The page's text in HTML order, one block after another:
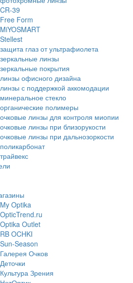
CR-39
Free Form
MiYOSMART
Stellest
защита глаз от ультрафиолета
зеркальные линзы
зеркальные покрытия
линзы офисного дизайна
линзы с поддержкой аккомодации
минеральное стекло
органические полимеры
очковые линзы для контроля миопии
очковые линзы при близорукости
очковые линзы при дальнозоркости
поликарбонат
трайвекс
My Optika
OpticTrend.ru
Optika Outlet
RB OCHKI
Sun-Season
Галерея Очков
Деточки
Культура Зрения